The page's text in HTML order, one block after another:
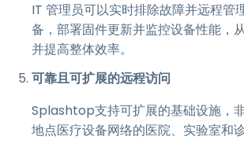
IT 管理员可以实时排除故障并远程管
备，部署固件更新并监控设备性能，
并提高整体效率。
可靠且可扩展的远程访问
Splashtop支持可扩展的基础设施，
地点医疗设备网络的医院、实验室和诊